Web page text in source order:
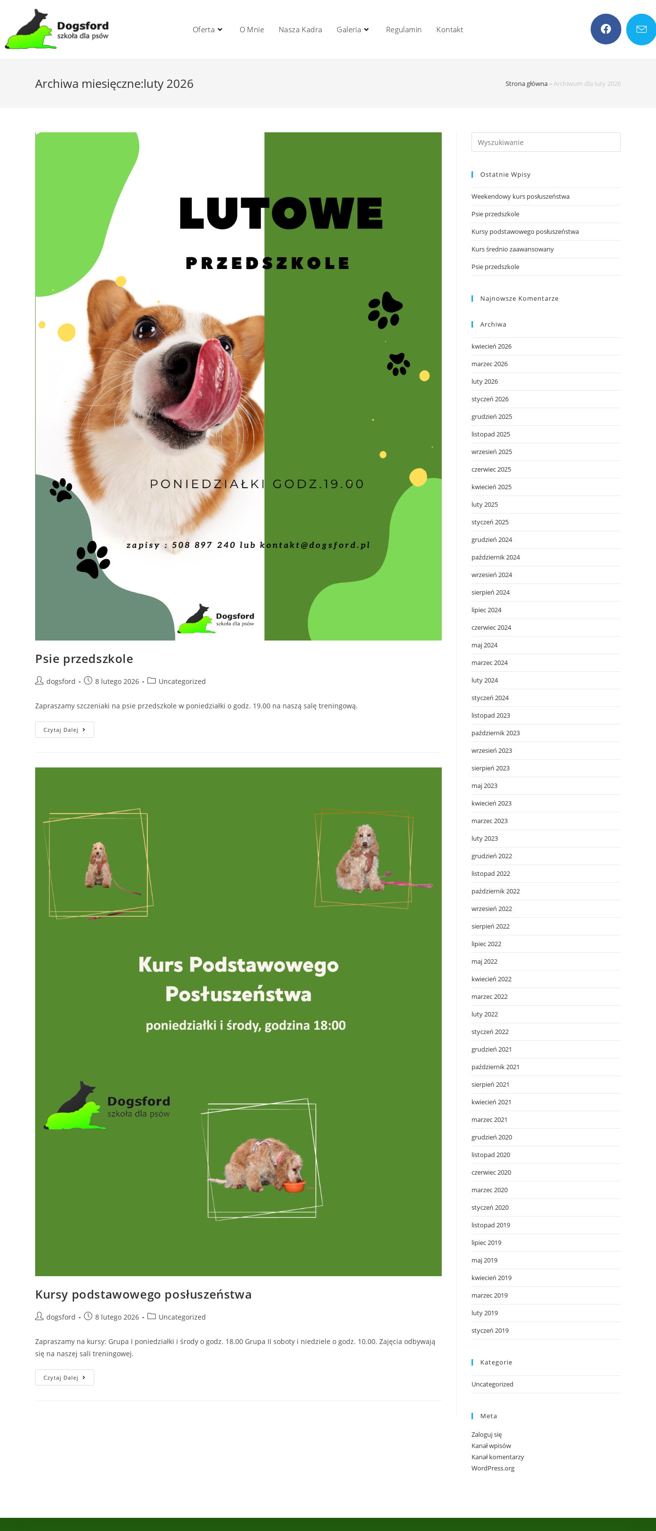
content
Oferta O Mnie Nasza Kadra Galeria Regulamin Kontakt
Archiwa miesięczne:luty 2026 Strona główna » Archiwum dla luty 2026
Psie przedszkole
Postdogsford
Post8 lutego 2026
PostUncategorized
Zapraszamy szczeniaki na psie przedszkole w poniedziałki o godz. 19.00 na naszą salę treningową.
Czytaj Dalej Psie
Przedszkole
Kursy podstawowego posłuszeństwa
Postdogsford
Post8 lutego 2026
PostUncategorized
Zapraszamy na kursy: Grupa I poniedziałki i środy o godz. 18.00 Grupa II soboty i niedziele o godz. 10.00. Zajęcia odbywają
się na naszej sali treningowej.
Czytaj Dalej Kursy
Podstawowego
Search
this
Ostatnie Wpisy
Weekendowy kurs posłuszeństwa
Psie przedszkole
Kursy podstawowego posłuszeństwa
Kurs średnio zaawansowany
Psie przedszkole
Najnowsze Komentarze
Archiwa
kwiecień 2026
marzec 2026
luty 2026
styczeń 2026
grudzień 2025
listopad 2025
wrzesień 2025
czerwiec 2025
kwiecień 2025
luty 2025
styczeń 2025
grudzień 2024
październik 2024
wrzesień 2024
sierpień 2024
lipiec 2024
czerwiec 2024
maj 2024
marzec 2024
luty 2024
styczeń 2024
listopad 2023
październik 2023
wrzesień 2023
sierpień 2023
maj 2023
kwiecień 2023
marzec 2023
luty 2023
grudzień 2022
listopad 2022
październik 2022
wrzesień 2022
sierpień 2022
lipiec 2022
maj 2022
kwiecień 2022
marzec 2022
luty 2022
styczeń 2022
grudzień 2021
październik 2021
sierpień 2021
kwiecień 2021
marzec 2021
grudzień 2020
listopad 2020
czerwiec 2020
marzec 2020
styczeń 2020
listopad 2019
lipiec 2019
maj 2019
kwiecień 2019
marzec 2019
luty 2019
styczeń 2019
Kategorie
Uncategorized
Meta
Zaloguj się
Kanał wpisów
Kanał komentarzy
WordPress.org